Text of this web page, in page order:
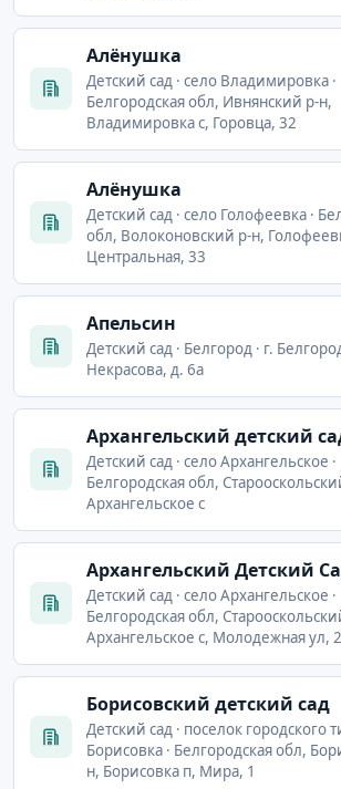
Алёнушка
Детский сад · село Владимировка ·
Белгородская обл, Ивнянский р-н,
Владимировка с, Горовца, 32
Алёнушка
Детский сад · село Голофеевка ·
обл, Волоконовский р-н,
Центральная, 33
Апельсин
Детский сад · Белгород · г.
Некрасова, д. 6а
Архангельский детский
Детский сад · село Архангельское ·
Белгородская обл,
Архангельское с
Архангельский Детский
Детский сад · село Архангельское ·
Белгородская обл,
Архангельское с, Молодежная ул,
Борисовский детский сад
Детский сад · поселок городского
Борисовка · Белгородская обл,
н, Борисовка п, Мира, 1